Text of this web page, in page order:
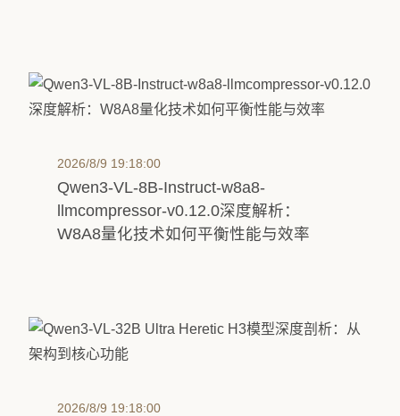
2026/8/9 19:18:00
Qwen3-VL-8B-Instruct-w8a8-
llmcompressor-v0.12.0深度解析：
W8A8量化技术如何平衡性能与效率
2026/8/9 19:18:00